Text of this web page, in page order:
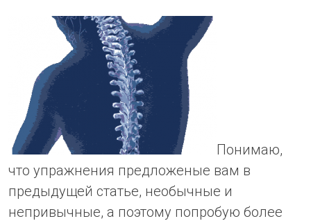
Понимаю,
что упражнения предложеные вам в
предыдущей статье, необычные и
непривычные, а поэтому попробую более